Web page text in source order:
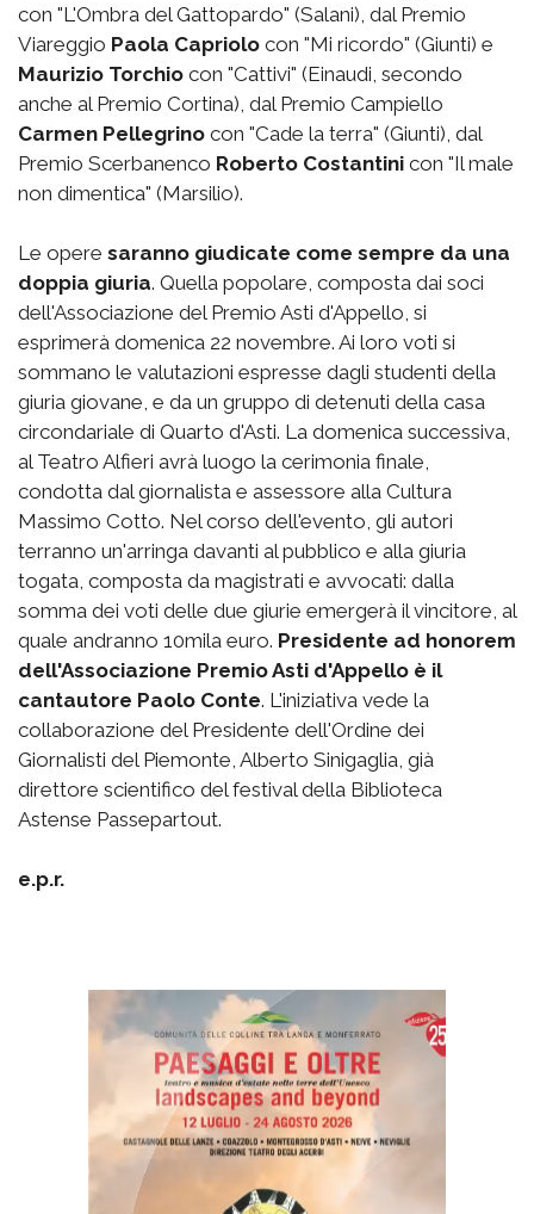
con "L'Ombra del Gattopardo" (Salani), dal Premio
Viareggio Paola Capriolo con "Mi ricordo" (Giunti) e
Maurizio Torchio con "Cattivi" (Einaudi, secondo
anche al Premio Cortina), dal Premio Campiello
Carmen Pellegrino con "Cade la terra" (Giunti), dal
Premio Scerbanenco Roberto Costantini con "Il male
non dimentica" (Marsilio).
Le opere saranno giudicate come sempre da una
doppia giuria. Quella popolare, composta dai soci
dell'Associazione del Premio Asti d'Appello, si
esprimerà domenica 22 novembre. Ai loro voti si
sommano le valutazioni espresse dagli studenti della
giuria giovane, e da un gruppo di detenuti della casa
circondariale di Quarto d'Asti. La domenica successiva,
al Teatro Alfieri avrà luogo la cerimonia finale,
condotta dal giornalista e assessore alla Cultura
Massimo Cotto. Nel corso dell'evento, gli autori
terranno un'arringa davanti al pubblico e alla giuria
togata, composta da magistrati e avvocati: dalla
somma dei voti delle due giurie emergerà il vincitore, al
quale andranno 10mila euro. Presidente ad honorem
dell'Associazione Premio Asti d'Appello è il
cantautore Paolo Conte. L'iniziativa vede la
collaborazione del Presidente dell'Ordine dei
Giornalisti del Piemonte, Alberto Sinigaglia, già
direttore scientifico del festival della Biblioteca
Astense Passepartout.
e.p.r.